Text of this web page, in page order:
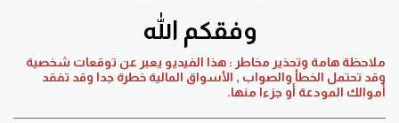
وفقكم الله
ملاحظة هامة وتحذير مخاطر : هذا الفيديو يعبر عن توقعات شخصية
وقد تحتمل الخطأ والصواب , الأسواق المالية خطرة جدا وقد تفقد
أموالك المودعة أو جزءا منها.